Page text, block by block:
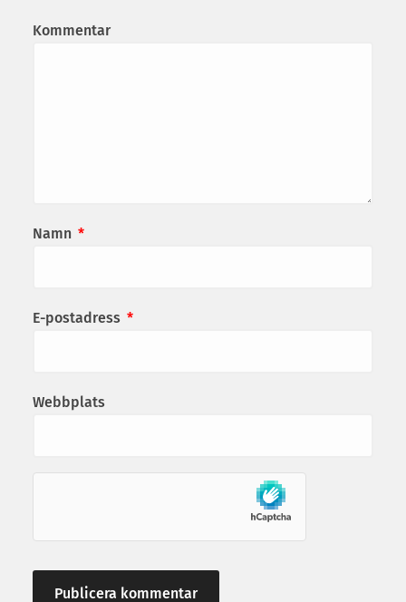
Kommentar
Namn *
E-postadress *
Webbplats